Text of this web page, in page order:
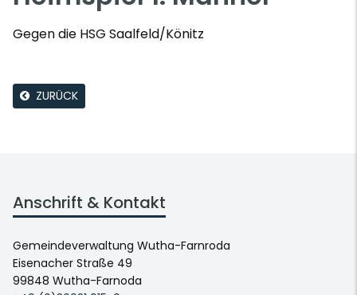
Gegen die HSG Saalfeld/Könitz
ZURÜCK
Anschrift & Kontakt
Gemeindeverwaltung Wutha-Farnroda
Eisenacher Straße 49
99848 Wutha-Farnoda